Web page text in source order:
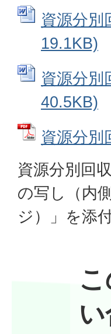
資源分別
19.1KB)
資源分別
40.5KB)
資源分別
資源分別回
の写し（内
ジ）」を添